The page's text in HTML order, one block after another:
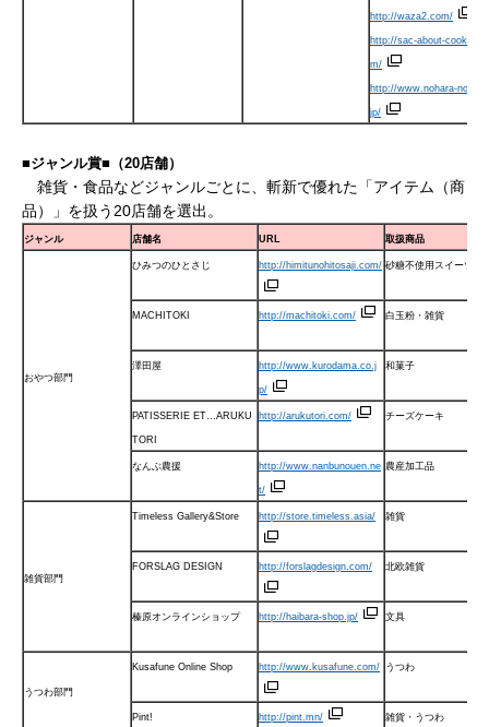
http://waza2.com/
http://sac-about-
m/
http://www.nohara-
jp/
■ジャンル賞■（20店舗）
雑貨・食品などジャンルごとに、斬新で優れた「アイテム（商
品）」を扱う20店舗を選出。
ジャンル 店舗名 URL 取扱商品
おやつ部門
ひみつのひとさじ http://himitunohitosaji.com/ 砂糖不使用スイーツ
MACHITOKI http://machitoki.com/ 白玉粉・雑貨
澤田屋 http://www.kurodama.co.j
p/
和菓子
PATISSERIE ET…ARUKU
TORI
http://arukutori.com/ チーズケーキ
なんぶ農援 http://www.nanbunouen.ne
t/
農産加工品
雑貨部門
Timeless Gallery&Store http://store.timeless.asia/ 雑貨
FORSLAG DESIGN http://forslagdesign.com/ 北欧雑貨
榛原オンラインショップ http://haibara-shop.jp/ 文具
うつわ部門
Kusafune Online Shop http://www.kusafune.com/ うつわ
Pint! http://pint.mn/ 雑貨・うつわ